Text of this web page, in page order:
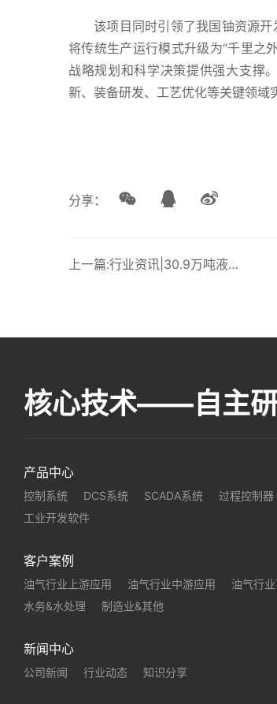
该项目同时引领了我国铀资源
将传统生产运行模式升级为“千里之
战略规划和科学决策提供强大支撑
新、装备研发、工艺优化等关键领域
分享：
上一篇:行业资讯|30.9万吨液化天然气双燃料超大型油轮在辽宁大连命名
核心技术——自主
产品中心
控制系统 DCS系统 SCADA系统 过程控制器
工业开发软件
客户案例
油气行业上游应用 油气行业中游应用
油气行
水务&水处理
制造业&其他
新闻中心
公司新闻 行业动态 知识分享